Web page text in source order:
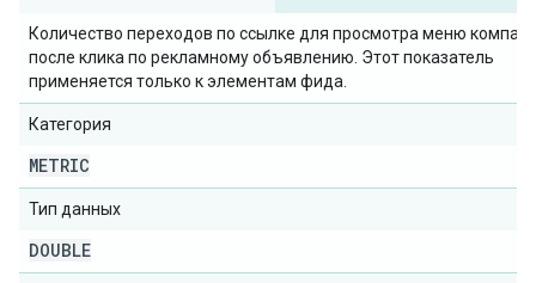
Количество переходов по ссылке для просмотра меню
после клика по рекламному объявлению. Этот показатель
применяется только к элементам фида.
Категория
METRIC
Тип данных
DOUBLE